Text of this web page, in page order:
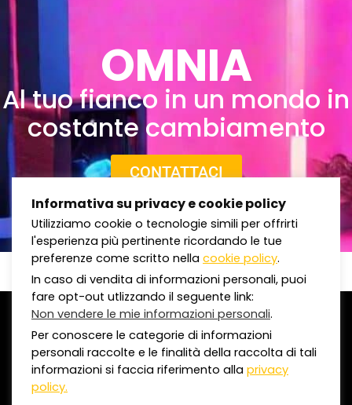
OMNIA
Al tuo fianco in un mondo in
costante cambiamento
CONTATTACI
©2020 Omnia Comunicazioni S.p.a.
C.F. e P.IVA 01950720308 | REA MI-1624512
Capitale Sociale I.V. € 500.000,00
Informativa su privacy e cookie policy
Utilizziamo cookie o tecnologie simili per offrirti
l'esperienza più pertinente ricordando le tue
preferenze come scritto nella cookie policy.
In caso di vendita di informazioni personali, puoi
fare opt-out utlizzando il seguente link:
Non vendere le mie informazioni personali.
Per conoscere le categorie di informazioni
personali raccolte e le finalità della raccolta di tali
informazioni si faccia riferimento alla privacy
policy.